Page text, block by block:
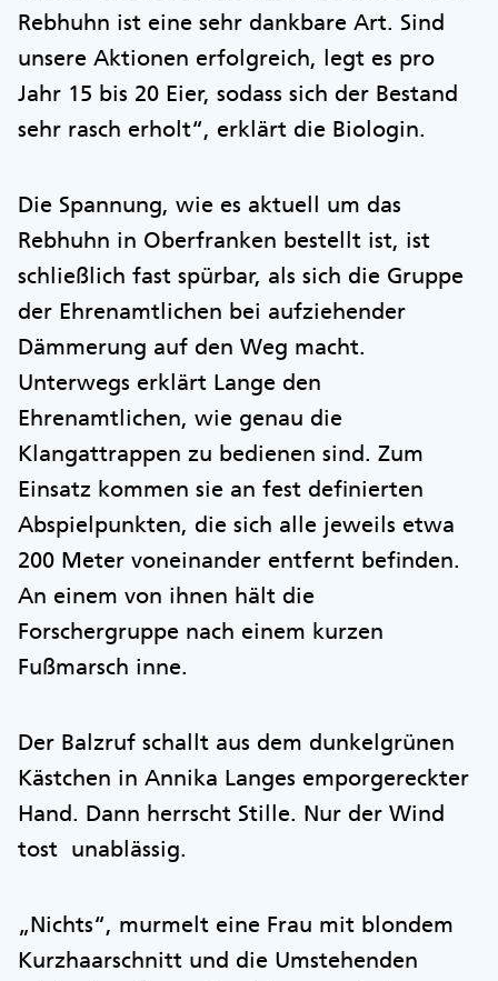
Rebhuhn ist eine sehr dankbare Art. Sind
unsere Aktionen erfolgreich, legt es pro
Jahr 15 bis 20 Eier, sodass sich der Bestand
sehr rasch erholt“, erklärt die Biologin.
Die Spannung, wie es aktuell um das
Rebhuhn in Oberfranken bestellt ist, ist
schließlich fast spürbar, als sich die Gruppe
der Ehrenamtlichen bei aufziehender
Dämmerung auf den Weg macht.
Unterwegs erklärt Lange den
Ehrenamtlichen, wie genau die
Klangattrappen zu bedienen sind. Zum
Einsatz kommen sie an fest definierten
Abspielpunkten, die sich alle jeweils etwa
200 Meter voneinander entfernt befinden.
An einem von ihnen hält die
Forschergruppe nach einem kurzen
Fußmarsch inne.
Der Balzruf schallt aus dem dunkelgrünen
Kästchen in Annika Langes emporgereckter
Hand. Dann herrscht Stille. Nur der Wind
tost unablässig.
„Nichts“, murmelt eine Frau mit blondem
Kurzhaarschnitt und die Umstehenden